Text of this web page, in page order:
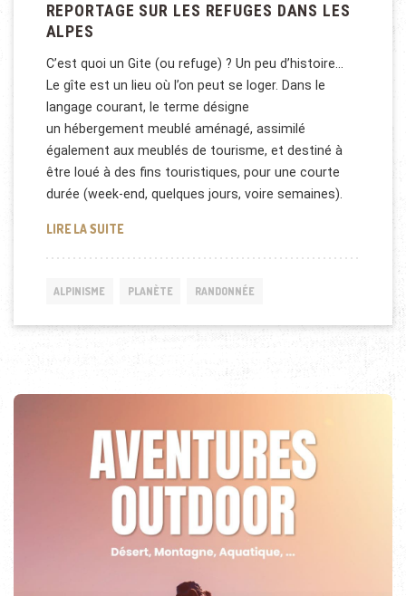
REPORTAGE SUR LES REFUGES DANS LES
ALPES
C’est quoi un Gite (ou refuge) ? Un peu d’histoire…
Le gîte est un lieu où l’on peut se loger. Dans le
langage courant, le terme désigne
un hébergement meublé aménagé, assimilé
également aux meublés de tourisme, et destiné à
être loué à des fins touristiques, pour une courte
durée (week-end, quelques jours, voire semaines).
LIRE LA SUITEREPORTAGE SUR LES REFUGES DANS LES ALPES
ALPINISME PLANÈTE RANDONNÉE